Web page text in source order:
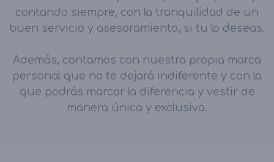
contando siempre, con la tranquilidad de un
buen servicio y asesoramiento, si tu lo deseas.
Además, contamos con nuestra propia marca
personal que no te dejará indiferente y con la
que podrás marcar la diferencia y vestir de
manera única y exclusiva.